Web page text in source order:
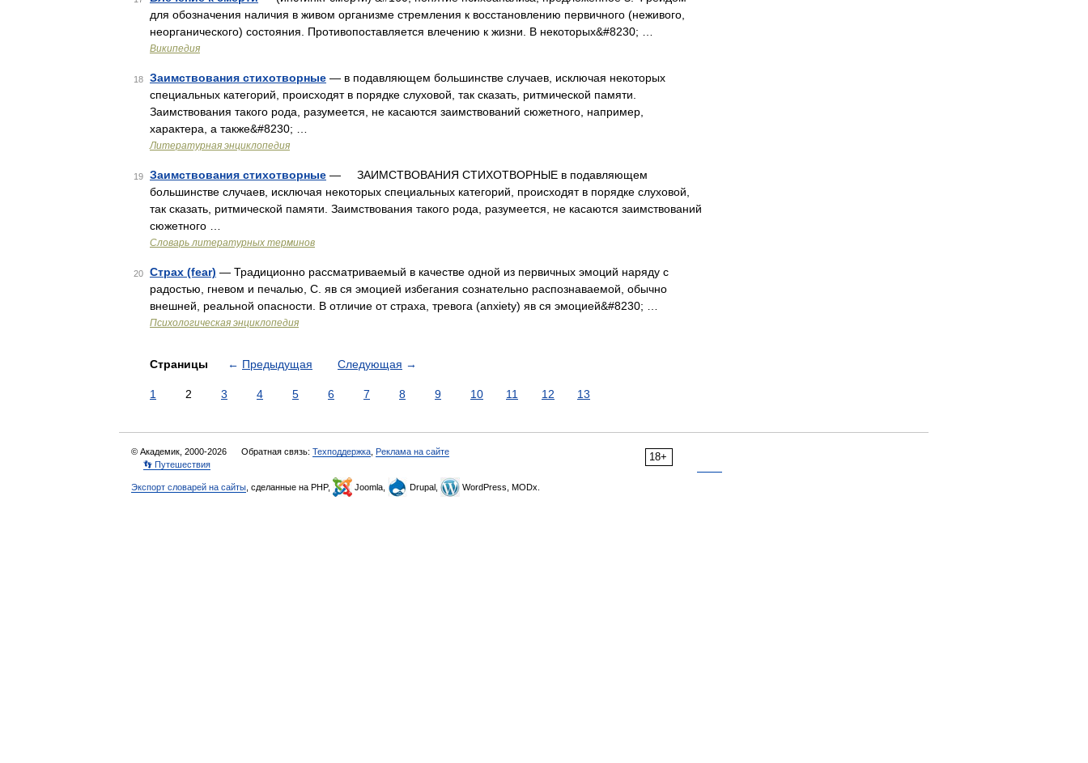
для обозначения наличия в живом организме стремления к восстановлению первичного (неживого,
неорганического) состояния. Противопоставляется влечению к жизни. В некоторых&#8230; …
Википедия
18 Заимствования стихотворные — в подавляющем большинстве случаев, исключая некоторых
специальных категорий, происходят в порядке слуховой, так сказать, ритмической памяти.
Заимствования такого рода, разумеется, не касаются заимствований сюжетного, например,
характера, а также&#8230; …
Литературная энциклопедия
19 Заимствования стихотворные — ЗАИМСТВОВАНИЯ СТИХОТВОРНЫЕ в подавляющем
большинстве случаев, исключая некоторых специальных категорий, происходят в порядке слуховой,
так сказать, ритмической памяти. Заимствования такого рода, разумеется, не касаются заимствований
сюжетного …
Словарь литературных терминов
20 Страх (fear) — Традиционно рассматриваемый в качестве одной из первичных эмоций наряду с
радостью, гневом и печалью, С. яв ся эмоцией избегания сознательно распознаваемой, обычно
внешней, реальной опасности. В отличие от страха, тревога (anxiety) яв ся эмоцией&#8230; …
Психологическая энциклопедия
Страницы ← Предыдущая Следующая →
1 2 3 4 5 6 7 8 9 10 11 12 13
18+
© Академик, 2000-2026 Обратная связь: Техподдержка Реклама на сайте
👣 Путешествия
Экспорт словарей на сайты , сделанные на PHP, Joomla, Drupal, WordPress, MODx.